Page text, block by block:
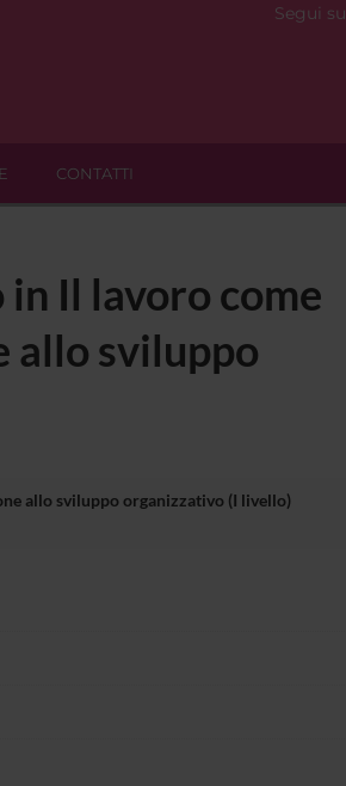
Segui su
CONTATTI
Il lavoro come
allo sviluppo
allo sviluppo organizzativo (I livello)